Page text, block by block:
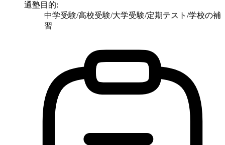
通塾目的:
中学受験/高校受験/大学受験/定期テスト/学校の補
習